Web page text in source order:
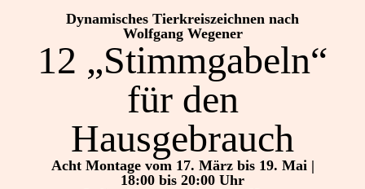
Dynamisches Tierkreiszeichnen nach
Wolfgang Wegener
12 „Stimmgabeln“
für den
Hausgebrauch
Acht Montage vom 17. März bis 19. Mai |
18:00 bis 20:00 Uhr